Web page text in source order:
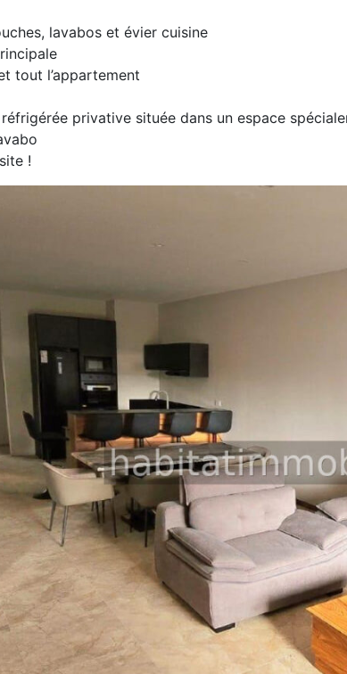
lavabos et évier cuisine
tout l’appartement
privative située dans un espace
!